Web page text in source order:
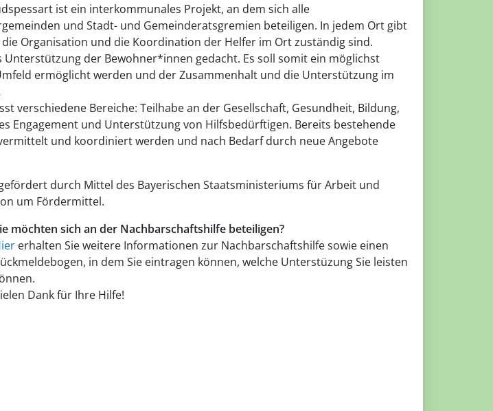
ist ein interkommunales Projekt, an dem sich alle
und Stadt- und Gemeinderatsgremien beteiligen. In jedem Ort gibt
Organisation und die Koordination der Helfer im Ort zuständig sind.
Unterstützung der Bewohner*innen gedacht. Es soll somit ein möglichst
ermöglicht werden und der Zusammenhalt und die Unterstützung im
verschiedene Bereiche: Teilhabe an der Gesellschaft, Gesundheit, Bildung,
Engagement und Unterstützung von Hilfsbedürftigen. Bereits bestehende
und koordiniert werden und nach Bedarf durch neue Angebote
durch Mittel des Bayerischen Staatsministeriums für Arbeit und
um Fördermittel.
möchten sich an der Nachbarschaftshilfe beteiligen?
erhalten Sie weitere Informationen zur Nachbarschaftshilfe sowie einen
in dem Sie eintragen können, welche Unterstüzung Sie leisten
Dank für Ihre Hilfe!